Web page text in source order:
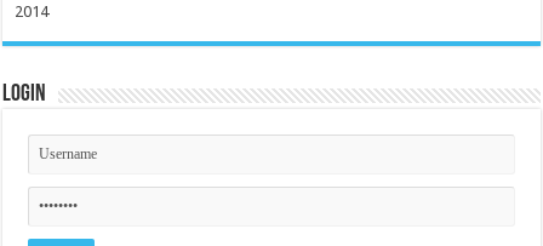
2014
Login